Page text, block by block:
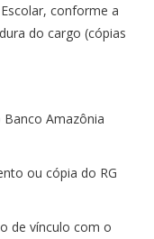
conforme a
do cargo (cópias
Amazônia
ou cópia do RG
de vínculo com o